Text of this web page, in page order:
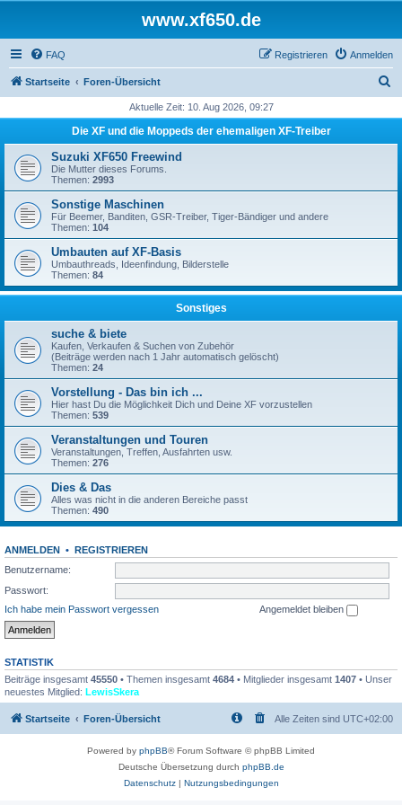
www.xf650.de
FAQ Anmelden
Registrieren
Startseite Foren-Übersicht
h
Aktuelle Zeit: 10. Aug 2026, 09:27
Die XF und die Moppeds der ehemaligen XF-Treiber
Suzuki XF650 Freewind
Die Mutter dieses Forums.
Themen: 2993
Sonstige Maschinen
Für Beemer, Banditen, GSR-Treiber, Tiger-Bändiger und andere
Themen: 104
Umbauten auf XF-Basis
Umbauthreads, Ideenfindung, Bilderstelle
Themen: 84
Sonstiges
suche & biete
Kaufen, Verkaufen & Suchen von Zubehör
(Beiträge werden nach 1 Jahr automatisch gelöscht)
Themen: 24
Vorstellung - Das bin ich ...
Hier hast Du die Möglichkeit Dich und Deine XF vorzustellen
Themen: 539
Veranstaltungen und Touren
Veranstaltungen, Treffen, Ausfahrten usw.
Themen: 276
Dies & Das
Alles was nicht in die anderen Bereiche passt
Themen: 490
ANMELDEN • REGISTRIEREN
Benutzername:
Passwort:
Ich habe mein Passwort vergessen
Angemeldet bleiben
STATISTIK
Beiträge insgesamt 45550 • Themen insgesamt 4684 • Mitglieder insgesamt 1407 • Unser
neuestes Mitglied: LewisSkera
Startseite Foren-Übersicht Alle Zeiten sind UTC+02:00
Powered by phpBB® Forum Software © phpBB Limited
Deutsche Übersetzung durch phpBB.de
Datenschutz| Nutzungsbedingungen